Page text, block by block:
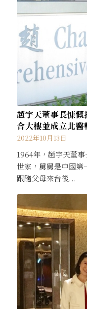
趙宇天董事長慷
合大樓並成立北
2022年10月13日
1964年，趙宇天董
世家，舅舅是中國第
跟隨父母來台後...